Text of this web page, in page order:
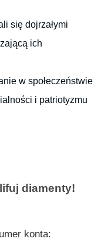
się dojrzałymi
ich
w społeczeństwie
i patriotyzmu
diamenty!
konta: